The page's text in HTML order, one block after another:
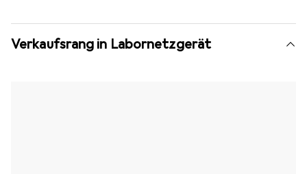
Verkaufsrang in Labornetzgerät